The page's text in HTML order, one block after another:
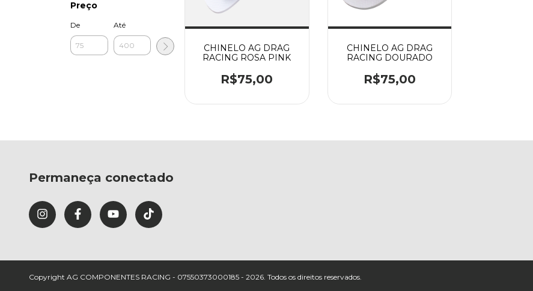
Preço
De Até
CHINELO AG DRAG
RACING ROSA PINK
R$75,00
CHINELO AG DRAG
RACING DOURADO
R$75,00
Permaneça conectado
Copyright AG COMPONENTES RACING - 07550373000185 - 2026. Todos os direitos reservados.